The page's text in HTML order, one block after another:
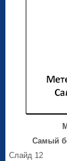
Самый
Слайд 12